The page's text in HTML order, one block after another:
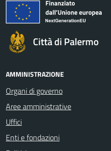
Città di Palermo
AMMINISTRAZIONE
Organi di governo
Aree amministrative
Uffici
Enti e fondazioni